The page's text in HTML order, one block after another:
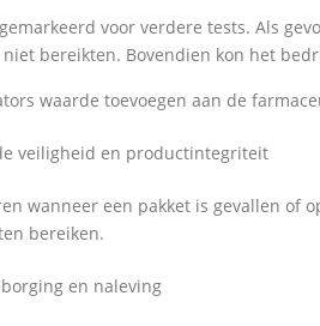
voor verdere tests. Als
bereikten. Bovendien kon het
waarde toevoegen aan de
veiligheid en productintegriteit
wanneer een pakket is gevallen of
bereiken.
en naleving